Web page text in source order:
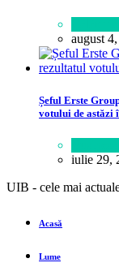
august
Șeful Erste
votului de astăzi
iulie 29,
UIB - cele mai
Acasă
Lume